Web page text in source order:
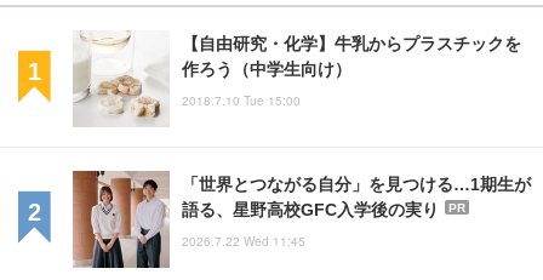
【自由研究・化学】牛乳からプラスチックを
作ろう（中学生向け）
2018.7.10 Tue 15:00
「世界とつながる自分」を見つける…1期生が
語る、星野高校GFC入学後の実り
PR
2026.7.22 Wed 11:45